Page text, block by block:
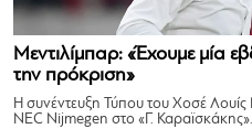
Μεντιλίμπαρ: «Έχουμε μία
την πρόκριση»
Η συνέντευξη Τύπου του Χοσέ
NEC Nijmegen στο «Γ. Καραϊσκάκης».